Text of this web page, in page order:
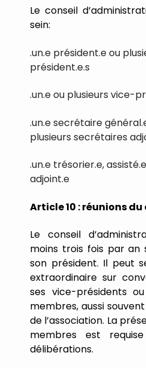
Le conseil d’
sein:
.un.e président.e ou
président.e.s
.un.e ou plusieurs vice-
.un.e secrétaire
plusieurs secrétaires
.un.e trésorier.e,
adjoint.e
Article10 :réunionsdu
Le conseil d’
moins trois fois par an
son président. Il peut
extraordinaire sur
ses vice-présidents ou
membres, aussi souvent
de l’association. La
membres
est requise
délibérations.